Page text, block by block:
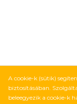
A cookie-k (sütik)
biztosításában.
beleegyezik a cookie-k